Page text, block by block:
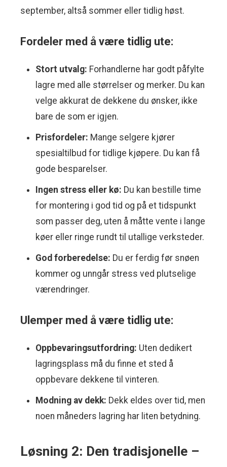
september, altså sommer eller tidlig høst.
Fordeler med å være tidlig ute:
Stort utvalg: Forhandlerne har godt påfylte
lagre med alle størrelser og merker. Du kan
velge akkurat de dekkene du ønsker, ikke
bare de som er igjen.
Prisfordeler: Mange selgere kjører
spesialtilbud for tidlige kjøpere. Du kan få
gode besparelser.
Ingen stress eller kø: Du kan bestille time
for montering i god tid og på et tidspunkt
som passer deg, uten å måtte vente i lange
køer eller ringe rundt til utallige verksteder.
God forberedelse: Du er ferdig før snøen
kommer og unngår stress ved plutselige
værendringer.
Ulemper med å være tidlig ute:
Oppbevaringsutfordring: Uten dedikert
lagringsplass må du finne et sted å
oppbevare dekkene til vinteren.
Modning av dekk: Dekk eldes over tid, men
noen måneders lagring har liten betydning.
Løsning 2: Den tradisjonelle –